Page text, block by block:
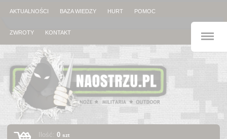
AKTUALNOŚCI BAZA WIEDZY HURT POMOC
ZWROTY KONTAKT
Ilość:0szt